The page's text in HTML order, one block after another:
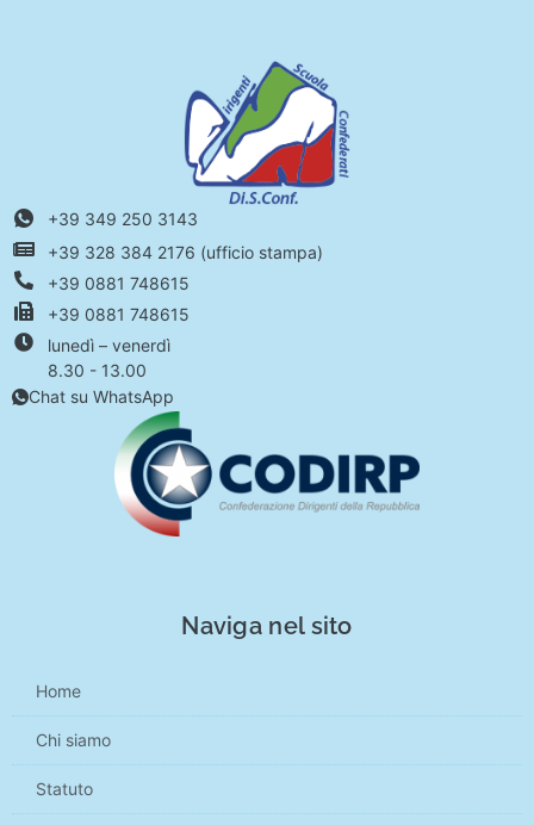
+39 349 250 3143
+39 328 384 2176 (ufficio stampa)
+39 0881 748615
+39 0881 748615
lunedì – venerdì
8.30 - 13.00
Chat su WhatsApp
Naviga nel sito
Home
Chi siamo
Statuto